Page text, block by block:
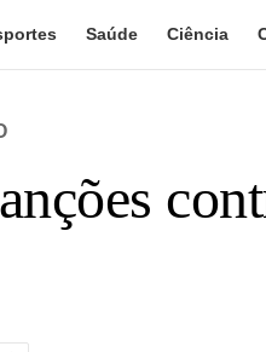
Saúde Ciência